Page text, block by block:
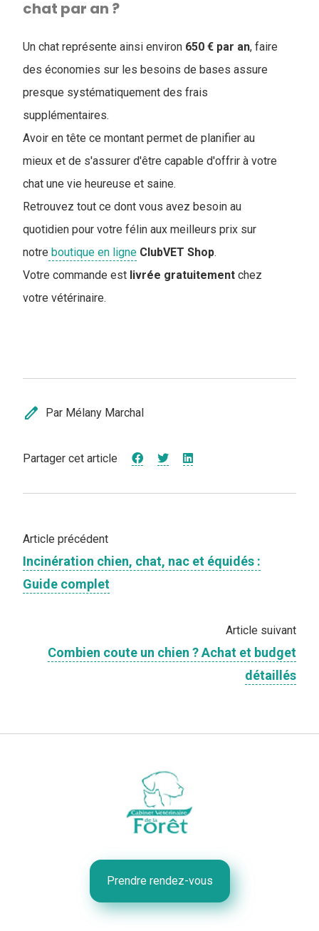
chat par an ?
Un chat représente ainsi environ 650 € par an, faire
des économies sur les besoins de bases assure
presque systématiquement des frais
supplémentaires.
Avoir en tête ce montant permet de planifier au
mieux et de s'assurer d'être capable d'offrir à votre
chat une vie heureuse et saine.
Retrouvez tout ce dont vous avez besoin au
quotidien pour votre félin aux meilleurs prix sur
notre boutique en ligne ClubVET Shop.
Votre commande est livrée gratuitement chez
votre vétérinaire.
edit Par Mélany Marchal
Partager cet article
Article précédent
Incinération chien, chat, nac et équidés :
Guide complet
Article suivant
Combien coute un chien ? Achat et budget
détaillés
Prendre rendez-vous